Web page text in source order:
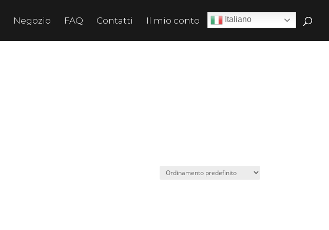
Negozio FAQ Contatti Il mio conto Italiano